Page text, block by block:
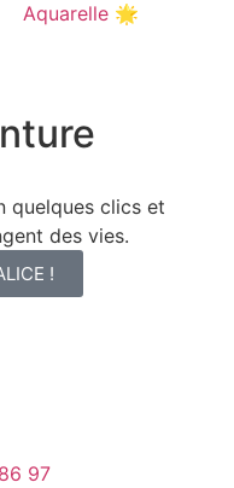
Aquarelle 🌟
quelques clics et
des vies.
!
97